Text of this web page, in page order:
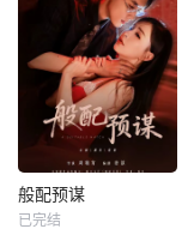
般配预谋
已完结